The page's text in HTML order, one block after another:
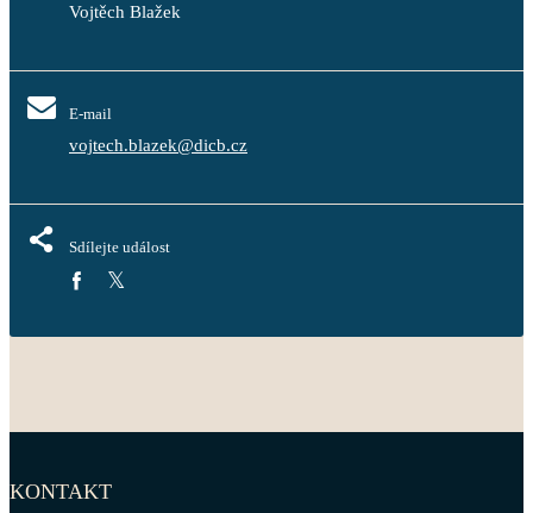
Vojtěch Blažek
E-mail
vojtech.blazek@dicb.cz
Sdílejte událost
KONTAKT